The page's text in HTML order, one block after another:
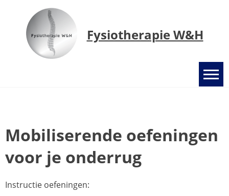
inhoud
Fysiotherapie W&H
Mobiliserende oefeningen
voor je onderrug
Instructie oefeningen: